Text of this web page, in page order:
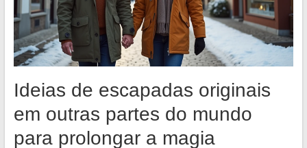
Ideias de escapadas originais
em outras partes do mundo
para prolongar a magia